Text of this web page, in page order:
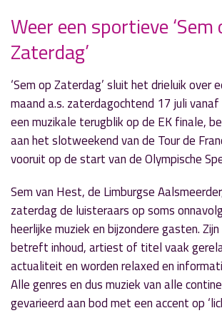
« Vorig nieuwsbericht
'That's Life' in teken van De
12 juli 2021
» Volgend nieuwsbericht
Nieuw programma: 'Lianne's
12 juli 2021
Weer een sportieve ‘Sem
Zaterdag’
‘Sem op Zaterdag’ sluit het drieluik over
maand a.s. zaterdagochtend 17 juli
een muzikale terugblik op de EK finale,
aan het slotweekend van de Tour de
vooruit op de start van de Olympische
Sem van Hest, de Limburgse
zaterdag de luisteraars op soms
heerlijke muziek en bijzondere gasten.
betreft inhoud, artiest of titel vaak
actualiteit en worden relaxed en
Alle genres en dus muziek van alle
gevarieerd aan bod met een accent op